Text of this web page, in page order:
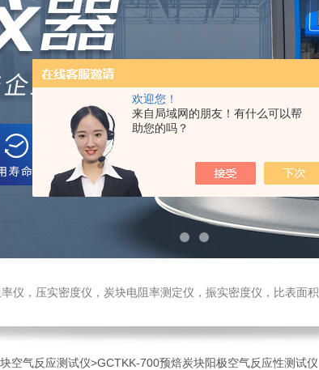
欢迎您！
来自局域网的朋友！有什么可以帮
助您的吗？
测定仪，振实密度仪，比表面积测试仪，真密度仪，炭块热膨胀仪，炭块透气率仪，炭块二氧化碳反应测定仪
空气反应测试仪>GCTKK-700预焙炭块阳极空气反应性测试仪